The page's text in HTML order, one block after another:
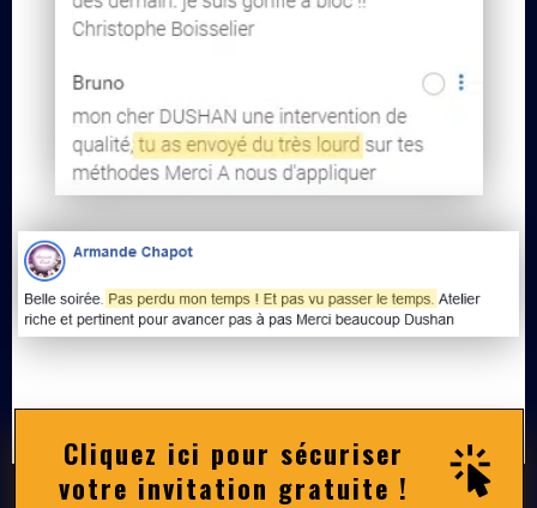
Cliquez ici pour sécuriser
votre invitation gratuite !